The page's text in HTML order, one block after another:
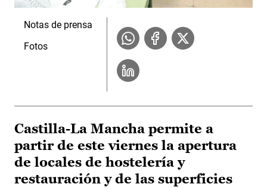
Notas de prensa
Fotos
Castilla-La Mancha permite a
partir de este viernes la apertura
de locales de hostelería y
restauración y de las superficies